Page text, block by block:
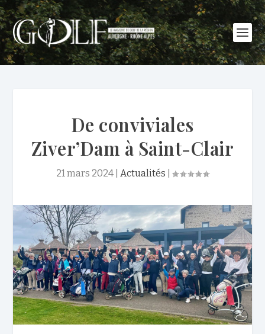
De conviviales
Ziver’Dam à Saint-Clair
21 mars 2024 Actualités